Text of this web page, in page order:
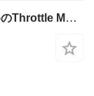
Komatsu PW160-7H 油圧ショベルのためのThrottle Motor Komatsu SAA4D102E-2 7834-41-2003